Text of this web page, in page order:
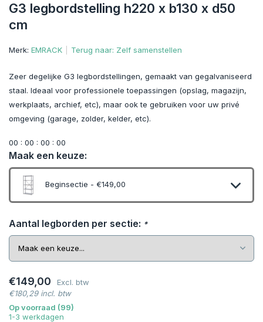
G3 legbordstelling h220 x b130 x d50
cm
Merk: EMRACK Terug naar: Zelf samenstellen
Zeer degelijke G3 legbordstellingen, gemaakt van gegalvaniseerd
staal. Ideaal voor professionele toepassingen (opslag, magazijn,
werkplaats, archief, etc), maar ook te gebruiken voor uw privé
omgeving (garage, zolder, kelder, etc).
00 : 00 : 00 : 00
Maak een keuze:
Beginsectie - €149,00
Aantal legborden per sectie: *
€149,00
Excl. btw
€180,29 incl. btw
Op voorraad (99)
1-3 werkdagen